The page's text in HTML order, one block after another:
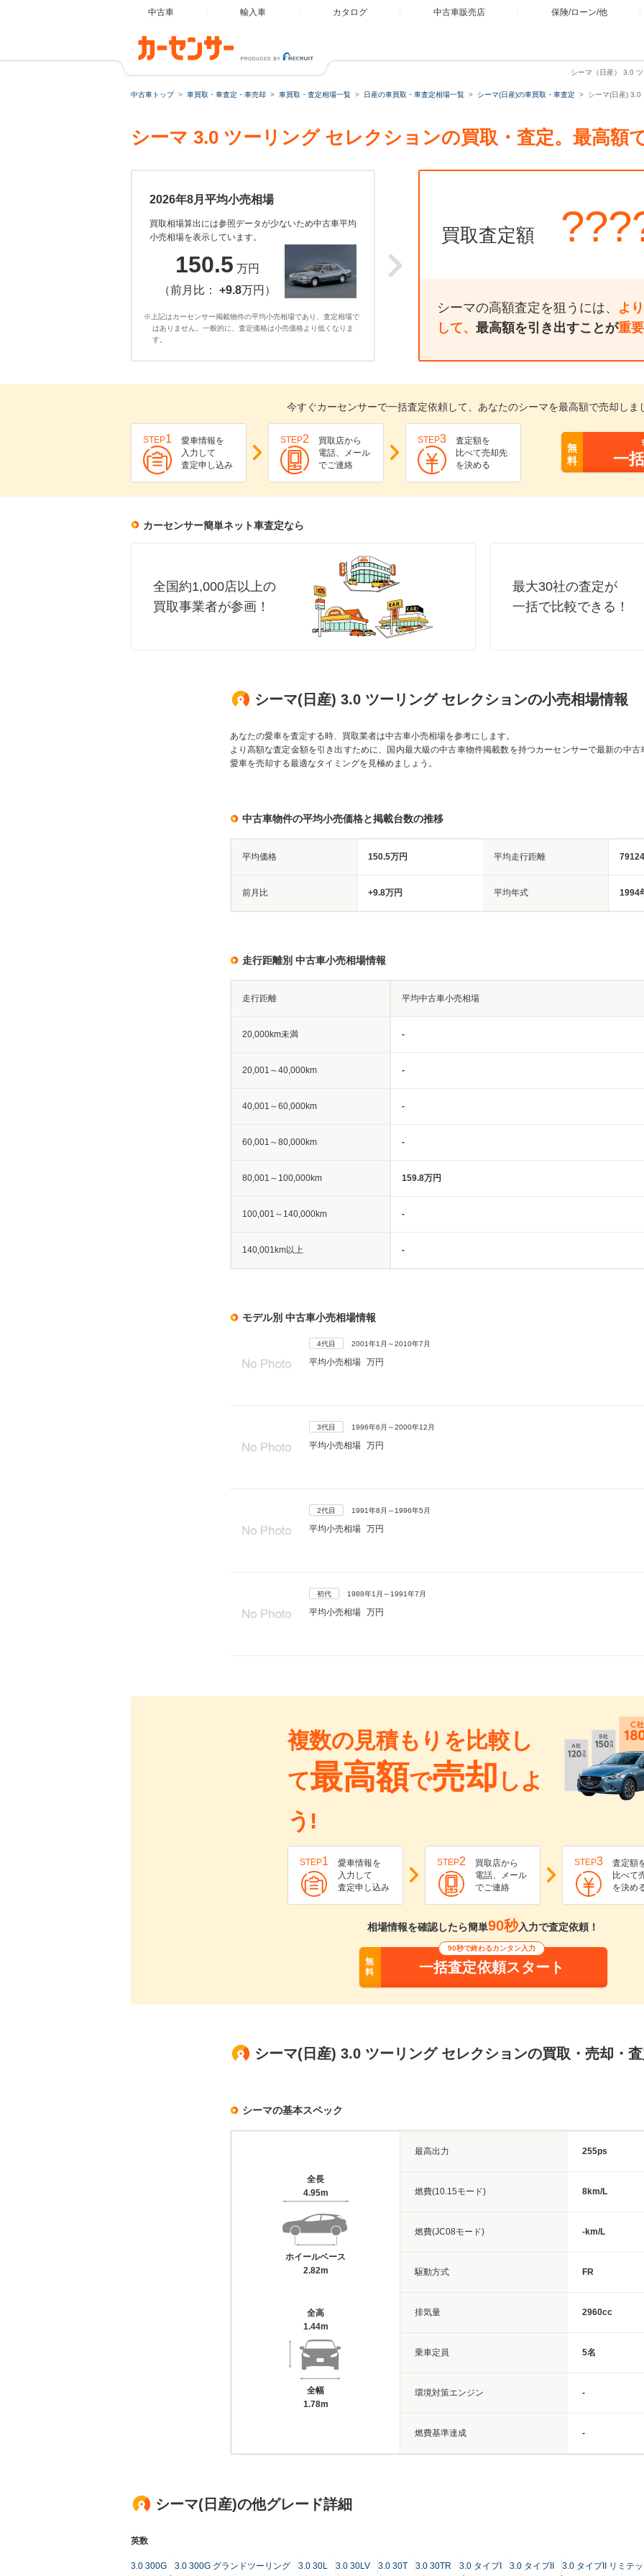
中古車 輸入車 カタログ 中古車販売店 保険/ローン/他
シーマ（日産） 3.0
中古車トップ 車買取・車査定・車売却 車買取・査定相場一覧 日産の車買取・車査定相場一覧 シーマ(日産)の車買取・車査定 シーマ(日産) 3.0
シーマ 3.0 ツーリング セレクションの買取・査定。最高額
2026年8月平均小売相場
買取相場算出には参照データが少ないため中古車平均
小売相場を表示しています。
150.5 万円
（前月比： +9.8万円）
※上記はカーセンサー掲載物件の平均小売相場であり、査定相場で
はありません。一般的に、査定価格は小売価格より低くなりま
す。
買取査定額
シーマの高額査定を狙うには、 よ
して、 最高額を引き出すことが重要
今すぐカーセンサーで一括査定依頼して、あなたのシーマを最高額で売却しま
STEP1
愛車情報を
入力して
査定申し込み
STEP2
買取店から
電話、メール
でご連絡
STEP3
査定額を
比べて売却先
を決める
無
料
一
カーセンサー簡単ネット車査定なら
全国約1,000店以上の
買取事業者が参画！
最大30社の査定が
一括で比較できる！
シーマ(日産) 3.0 ツーリング セレクションの小売相場情報
あなたの愛車を査定する時、買取業者は中古車小売相場を参考にします。
より高額な査定金額を引き出すために、国内最大級の中古車物件掲載数を持つカーセンサーで最新の中古
愛車を売却する最適なタイミングを見極めましょう。
中古車物件の平均小売価格と掲載台数の推移
平均価格 150.5万円 平均走行距離
前月比 +9.8万円 平均年式 1994
走行距離別 中古車小売相場情報
走行距離 平均中古車小売相場
20,000km未満 -
20,001～40,000km -
40,001～60,000km -
60,001～80,000km -
80,001～100,000km 159.8万円
100,001～140,000km -
140,001km以上 -
モデル別 中古車小売相場情報
4代目 2001年1月～2010年7月
平均小売相場 万円
3代目 1996年6月～2000年12月
平均小売相場 万円
2代目 1991年8月～1996年5月
平均小売相場 万円
初代 1988年1月～1991年7月
平均小売相場 万円
複数の見積もりを比較し
て最高額で売却 しよ
う!
STEP1
愛車情報を
入力して
査定申し込み
STEP2
買取店から
電話、メール
でご連絡
STEP3
査定額
比べて
を決め
相場情報を確認したら簡単90秒入力で査定依頼！
無
料
90秒で終わるカンタン入力
一括査定依頼スタート
シーマ(日産) 3.0 ツーリング セレクションの買取・売却・
シーマの基本スペック
全長
4.95m
ホイールベース
2.82m
全高
1.44m
全幅
1.78m
最高出力 255ps
燃費(10.15モード) 8km/L
燃費(JC08モード) -km/L
駆動方式 FR
排気量 2960cc
乗車定員 5名
環境対策エンジン -
燃費基準達成 -
シーマ(日産)の他グレード詳細
英数
3.0 300G 3.0 300G グランドツーリング 3.0 30L 3.0 30LV 3.0 30T 3.0 30TR 3.0 タイプI 3.0 タイプII 3.0 タイプII リミテ